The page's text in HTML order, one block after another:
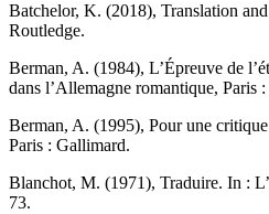
Batchelor, K. (2018), Translation
Routledge.
Berman, A. (1984), L’Épreuve de
dans l’Allemagne romantique, Paris
Berman, A. (1995), Pour une
Paris : Gallimard.
Blanchot, M. (1971), Traduire. In :
73.